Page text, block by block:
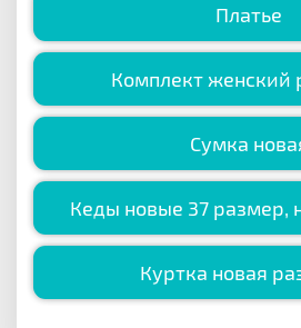
Платье
Комплект женский
Сумка
Кеды новые 37 размер,
Куртка новая